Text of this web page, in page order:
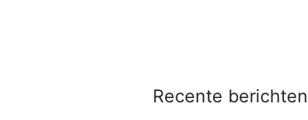
Recente berichten